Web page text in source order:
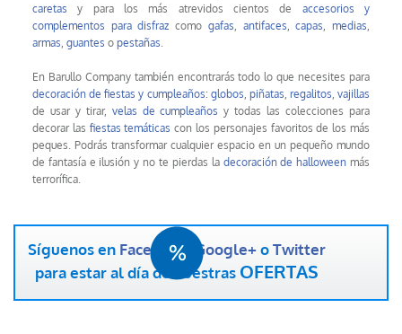
caretas y para los más atrevidos cientos de accesorios y
complementos para disfraz como gafas, antifaces,capas,medias,
armas, guantes opestañas.
En Barullo Company también encontrarás todo lo que necesites para
decoración de fiestas y cumpleaños: globos, piñatas, regalitos,vajillas
de usar y tirar, velas de cumpleaños y todas las colecciones para
decorar las fiestas temáticas con los personajes favoritos de los más
peques. Podrás transformar cualquier espacio en un pequeño mundo
de fantasía e ilusión y no te pierdas la decoración de halloween más
terrorífica.
Síguenos en Facebook Google+oTwitter
para estar al día de nuestras OFERTAS